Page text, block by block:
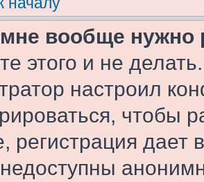
вообще нужно
этого и не
настроил
чтобы
регистрация